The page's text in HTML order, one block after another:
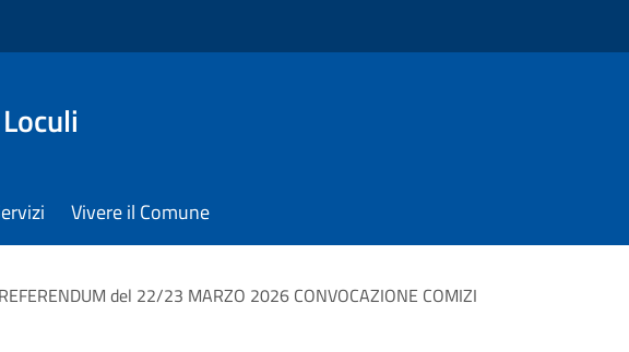
Vivere il Comune
REFERENDUM del 22/23 MARZO 2026 CONVOCAZIONE COMIZI